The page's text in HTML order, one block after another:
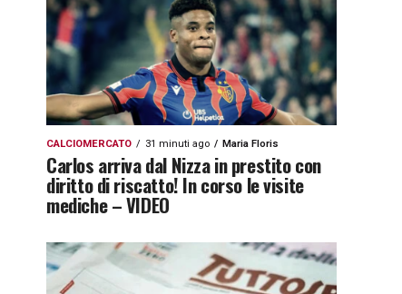
CALCIOMERCATO 31 minuti ago Maria Floris
Carlos arriva dal Nizza in prestito con
diritto di riscatto! In corso le visite
mediche – VIDEO